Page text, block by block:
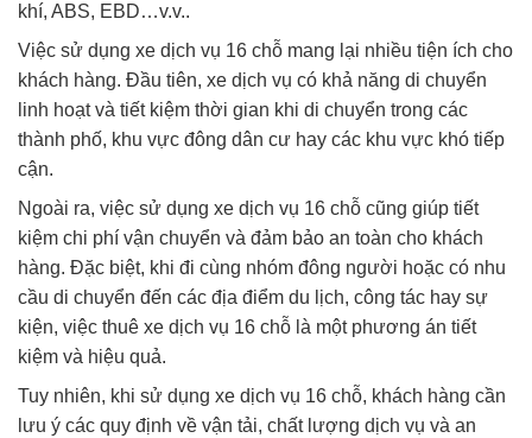
khí, ABS, EBD…v.v..
Việc sử dụng xe dịch vụ 16 chỗ mang lại nhiều tiện ích cho
khách hàng. Đầu tiên, xe dịch vụ có khả năng di chuyển
linh hoạt và tiết kiệm thời gian khi di chuyển trong các
thành phố, khu vực đông dân cư hay các khu vực khó tiếp
cận.
Ngoài ra, việc sử dụng xe dịch vụ 16 chỗ cũng giúp tiết
kiệm chi phí vận chuyển và đảm bảo an toàn cho khách
hàng. Đặc biệt, khi đi cùng nhóm đông người hoặc có nhu
cầu di chuyển đến các địa điểm du lịch, công tác hay sự
kiện, việc thuê xe dịch vụ 16 chỗ là một phương án tiết
kiệm và hiệu quả.
Tuy nhiên, khi sử dụng xe dịch vụ 16 chỗ, khách hàng cần
lưu ý các quy định về vận tải, chất lượng dịch vụ và an